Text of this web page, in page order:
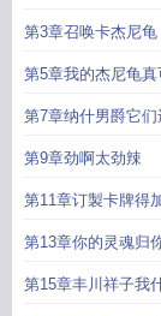
第3章召唤卡杰尼龟
第5章我的杰尼龟真
第7章纳什男爵它
第9章劲啊太劲辣
第11章订製卡牌得
第13章你的灵魂归
第15章丰川祥子我